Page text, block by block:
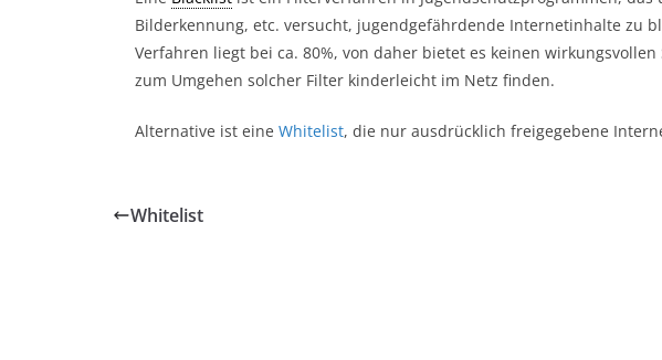
Bilderkennung, etc. versucht, jugendgefährdende Internetinhalte zu
Verfahren liegt bei ca. 80%, von daher bietet es keinen
zum Umgehen solcher Filter kinderleicht im Netz finden.
Alternative ist eine Whitelist, die nur ausdrücklich freigegebene
Whitelist